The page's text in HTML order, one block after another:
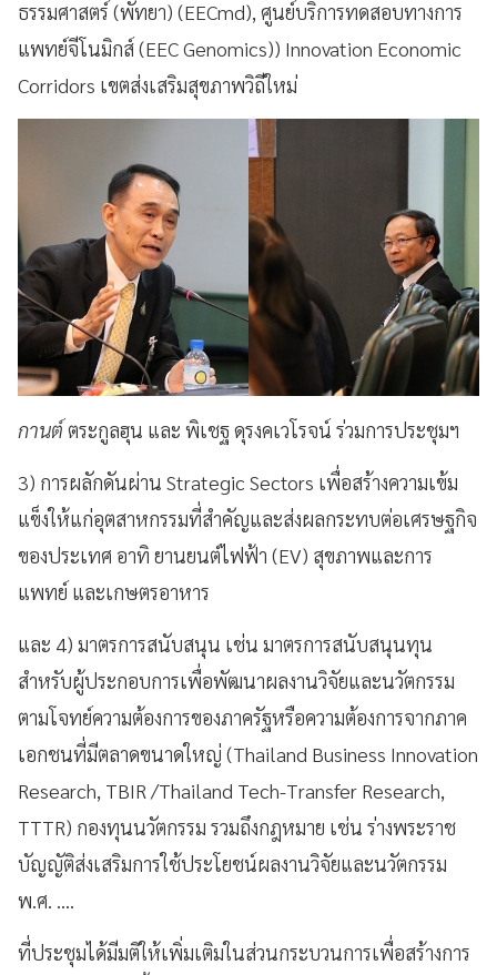
ธรรมศาสตร์ (พัทยา) (EECmd), ศูนย์บริการทดสอบทางการ
แพทย์จีโนมิกส์ (EEC Genomics)) Innovation Economic
Corridors เขตส่งเสริมสุขภาพวิถีใหม่
กานต์ตระกูลฮุน และ พิเชฐ ดุรงคเวโรจน์ ร่วมการประชุมฯ
3) การผลักดันผ่าน Strategic Sectors เพื่อสร้างความเข้ม
แข็งให้แก่อุตสาหกรรมที่สำคัญและส่งผลกระทบต่อเศรษฐกิจ
ของประเทศ อาทิ ยานยนต์ไฟฟ้า (EV) สุขภาพและการ
แพทย์ และเกษตรอาหาร
และ 4) มาตรการสนับสนุน เช่น มาตรการสนับสนุนทุน
สำหรับผู้ประกอบการเพื่อพัฒนาผลงานวิจัยและนวัตกรรม
ตามโจทย์ความต้องการของภาครัฐหรือความต้องการจากภาค
เอกชนที่มีตลาดขนาดใหญ่ (Thailand Business Innovation
Research, TBIR /Thailand Tech-Transfer Research,
TTTR) กองทุนนวัตกรรม รวมถึงกฎหมาย เช่น ร่างพระราช
บัญญัติส่งเสริมการใช้ประโยชน์ผลงานวิจัยและนวัตกรรม
พ.ศ. ....
ที่ประชุมได้มีมติให้เพิ่มเติมในส่วนกระบวนการเพื่อสร้างการ